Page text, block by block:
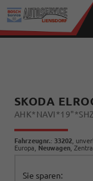
SKODA
Fahrzeugnr.: 33202 ,
Europa, Neuwagen ,
Sie sparen: